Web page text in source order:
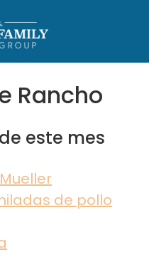
Rancho
este mes
de pollo